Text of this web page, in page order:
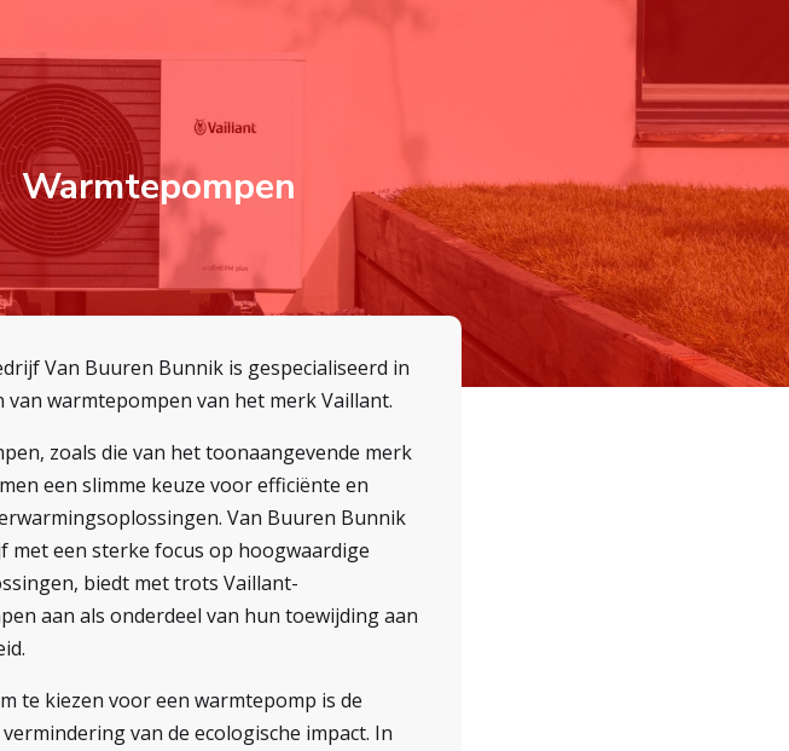
Warmtepompen
Van Buuren Bunnik is gespecialiseerd in
van warmtepompen van het merk Vaillant.
zoals die van het toonaangevende merk
een slimme keuze voor efficiënte en
Van Buuren Bunnik
met een sterke focus op hoogwaardige
biedt met trots Vaillant-
aan als onderdeel van hun toewijding aan
te kiezen voor een warmtepomp is de
van de ecologische impact. In